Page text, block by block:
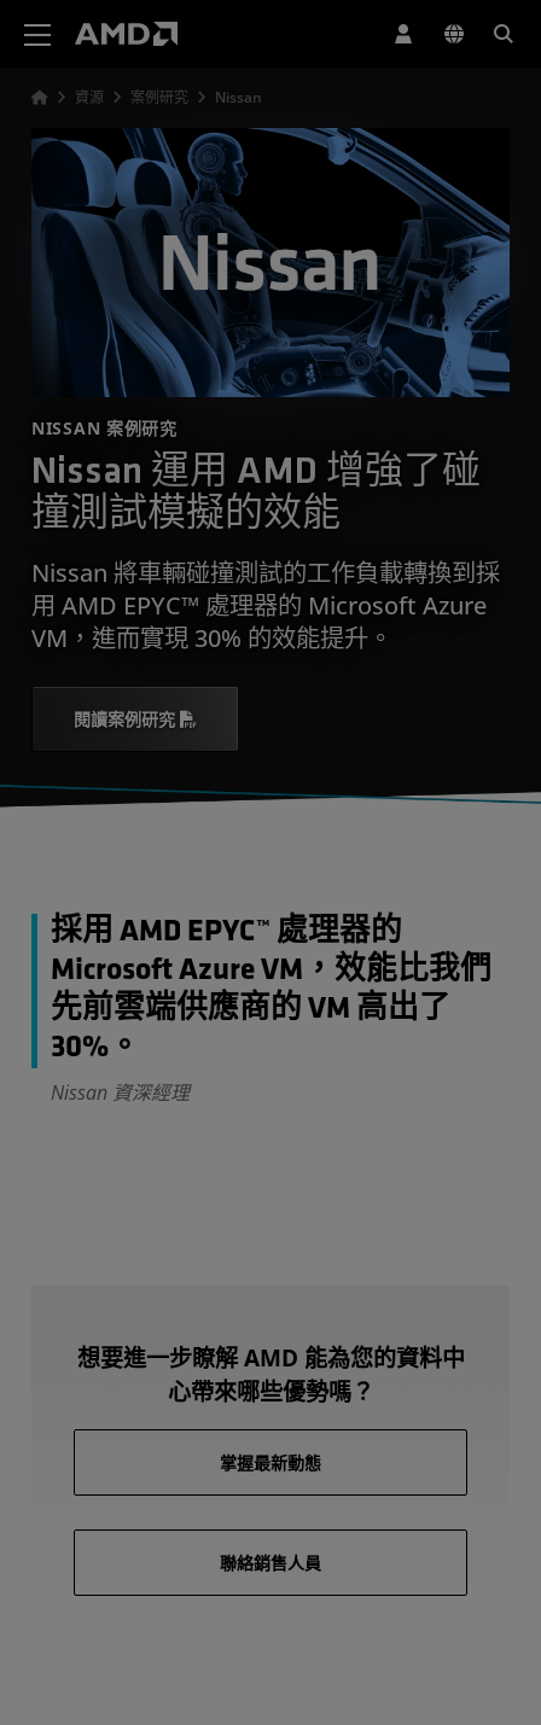
資源 案例研究 Nissan
NISSAN 案例研究
Nissan 運用 AMD 增強了碰
撞測試模擬的效能
Nissan 將車輛碰撞測試的工作負載轉換到採
用 AMD EPYC™ 處理器的 Microsoft Azure
VM，進而實現 30% 的效能提升。
閱讀案例研究
採用 AMD EPYC™ 處理器的
Microsoft Azure VM，效能比我們
先前雲端供應商的 VM 高出了
30%。
Nissan 資深經理
想要進一步瞭解 AMD 能為您的資料中
心帶來哪些優勢嗎？
掌握最新動態
聯絡銷售人員